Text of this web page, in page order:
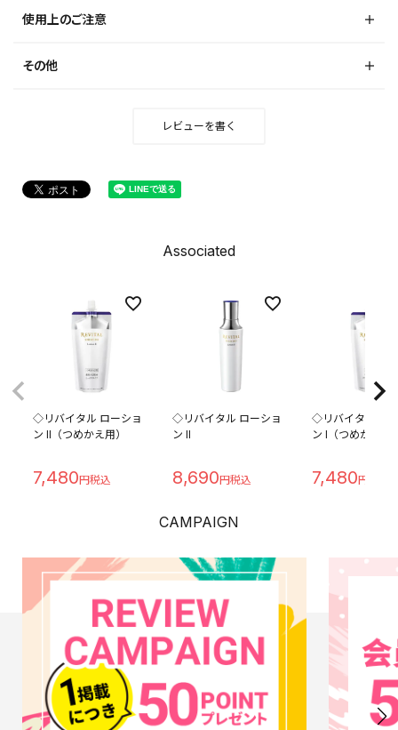
使用上のご注意
その他
レビューを書く
Associated
◇リバイタル ローショ
ン II（つめかえ用）
7,480
◇リバイタル ローショ
ン II
8,690
◇リバイタル ロ
ン I（つめかえ用
7,480
CAMPAIGN